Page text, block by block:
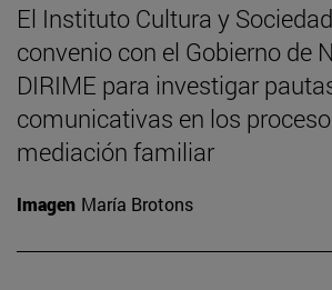
El Instituto Cultura y
convenio con el Gobierno de
DIRIME para investigar
comunicativas en los
mediación familiar
Imagen María Brotons